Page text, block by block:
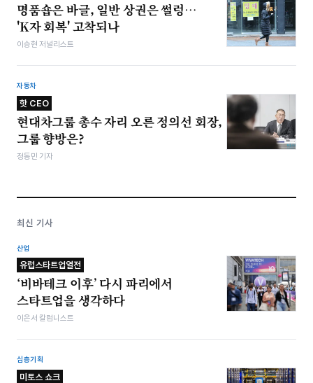
명품숍은 바글, 일반 상권은 썰렁…
'K자 회복' 고착되나
이승현 저널리스트
자동차
핫 CEO
현대차그룹 총수 자리 오른 정의선 회장,
그룹 향방은?
정동민 기자
최신 기사
산업
유럽스타트업열전
‘비바테크 이후’ 다시 파리에서
스타트업을 생각하다
이은서 칼럼니스트
심층기획
미토스 쇼크